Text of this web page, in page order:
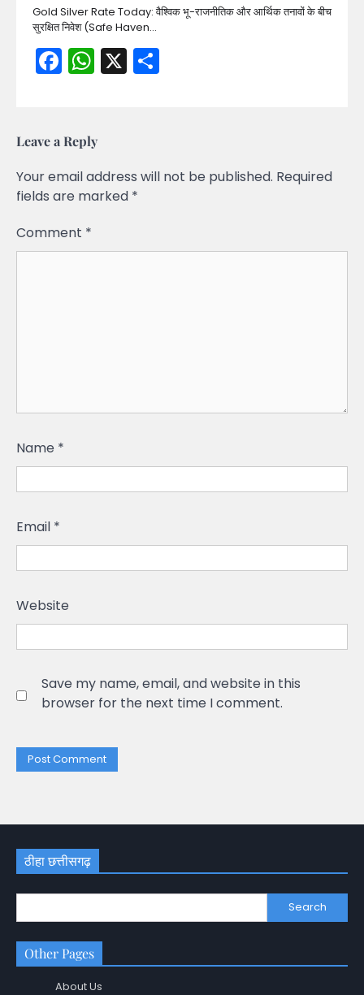
Gold Silver Rate Today: वैश्विक भू-राजनीतिक और आर्थिक तनावों के बीच
सुरक्षित निवेश (Safe Haven…
Facebook
WhatsApp
X
Leave a Reply
Your email address will not be published. Required
fields are marked *
Comment *
Name *
Email *
Website
Save my name, email, and website in this
browser for the next time I comment.
ठीहा छत्तीसगढ़
Search
Other Pages
About Us